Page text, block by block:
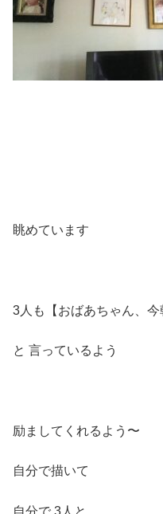
眺めています
3人も【おばあちゃん、今
と 言っているよう
励ましてくれるよう〜
自分で描いて
自分で 3人と